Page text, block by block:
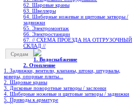
62. Шаровые краны
63. Швеллеры
64. Шиберные ножевые и щитовые затворы /
задвижки
65. Электромонтаж
66. Электростанции
67. // СХЕМА ПРОЕЗДА НА ОТГРУЗОЧНЫЙ
СКЛАД //
Средам
1. Водоснабжение
2. Отопление
1. Задвижки, вентили, клапаны, штоки, штурвалы,
коверы, опорные плиты...
2. Шаровые краны
3. Дисковые поворотные затворы / заслонки
4. Шиберные ножевые и щитовые затворы / задвижки
5. Приводы к арматуре